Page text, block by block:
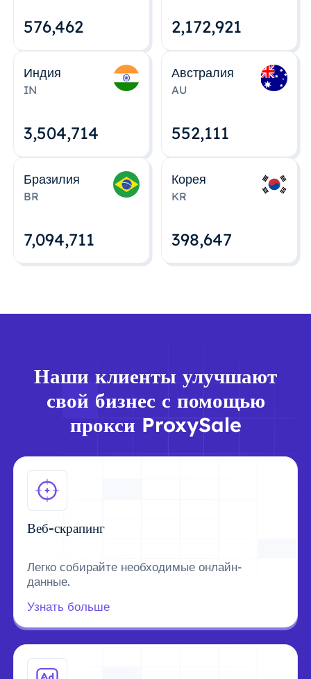
576,463 2,172,922
Индия
IN
3,504,715
Австралия
AU
552,112
Бразилия
BR
7,094,712
Корея
KR
398,648
Наши клиенты улучшают
свой бизнес с помощью
прокси ProxySale
Веб-скрапинг
Легко собирайте необходимые онлайн-
данные.
Узнать больше